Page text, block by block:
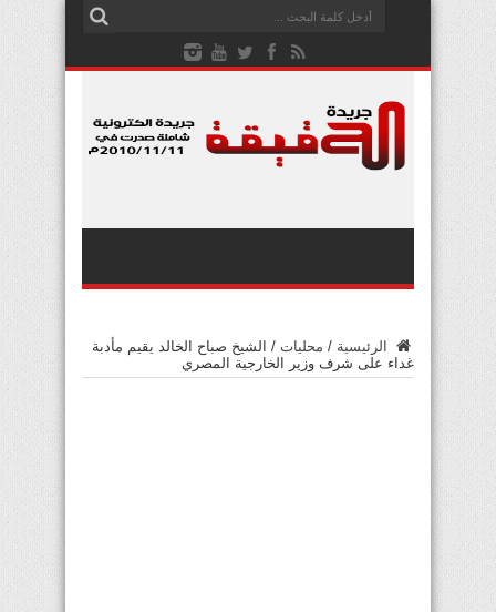
الرئيسية / محليات / الشيخ صباح الخالد يقيم مأدبة
غداء على شرف وزير الخارجية المصري